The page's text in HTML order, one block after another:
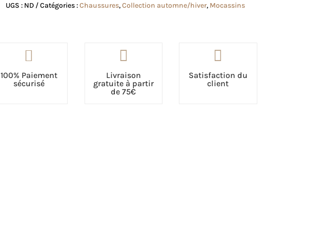
UGS : ND Catégories :Chaussures,Collection automne/hiver, Mocassins

100% Paiement
sécurisé

Livraison
gratuite à partir
de 75€

Satisfaction du
client